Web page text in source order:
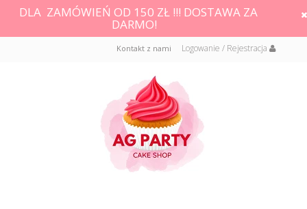
DLA ZAMÓWIEŃ OD 150 ZŁ !!! DOSTAWA ZA
DARMO!
Logowanie / Rejestracja
Kontakt z nami